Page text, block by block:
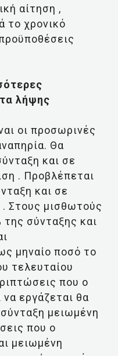
αίτηση ,
το χρονικό
λήψης
οι προσωρινές
Θα
και σε
. Προβλέπεται
και σε
Στους μισθωτούς
της σύνταξης και
μηναίο ποσό το
τελευταίου
που ο
να εργάζεται θα
μειωμένη
που ο
μειωμένη